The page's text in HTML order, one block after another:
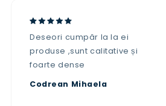
Deseori cumpăr la la ei
produse ,sunt calitative și
foarte dense
Codrean Mihaela